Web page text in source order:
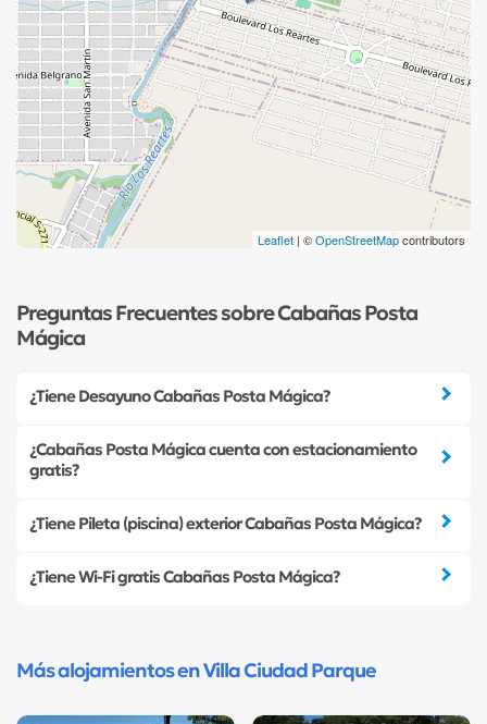
Leaflet | ©OpenStreetMapcontributors
Preguntas Frecuentes sobre Cabañas Posta
Mágica
¿Tiene Desayuno Cabañas Posta Mágica?
¿Cabañas Posta Mágica cuenta con estacionamiento
gratis?
¿Tiene Pileta (piscina) exterior Cabañas Posta Mágica?
¿Tiene Wi-Fi gratis Cabañas Posta Mágica?
Más alojamientos en Villa Ciudad Parque